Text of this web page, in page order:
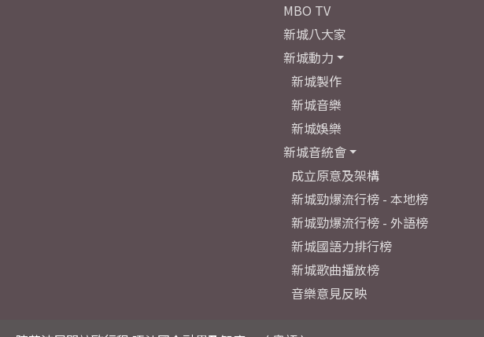
MBO TV
新城八大家
新城動力
新城製作
新城音樂
新城娛樂
新城音統會
成立原意及架構
新城勁爆流行榜 - 本地榜
新城勁爆流行榜 - 外語榜
新城國語力排行榜
新城歌曲播放榜
音樂意見反映